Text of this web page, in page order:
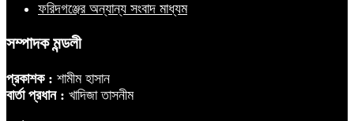
ফরিদগঞ্জের অন্যান্য সংবাদ মাধ্যম
সম্পাদক মন্ডলী
প্রকাশক : শামীম হাসান
বার্তা প্রধান : খাদিজা তাসনীম